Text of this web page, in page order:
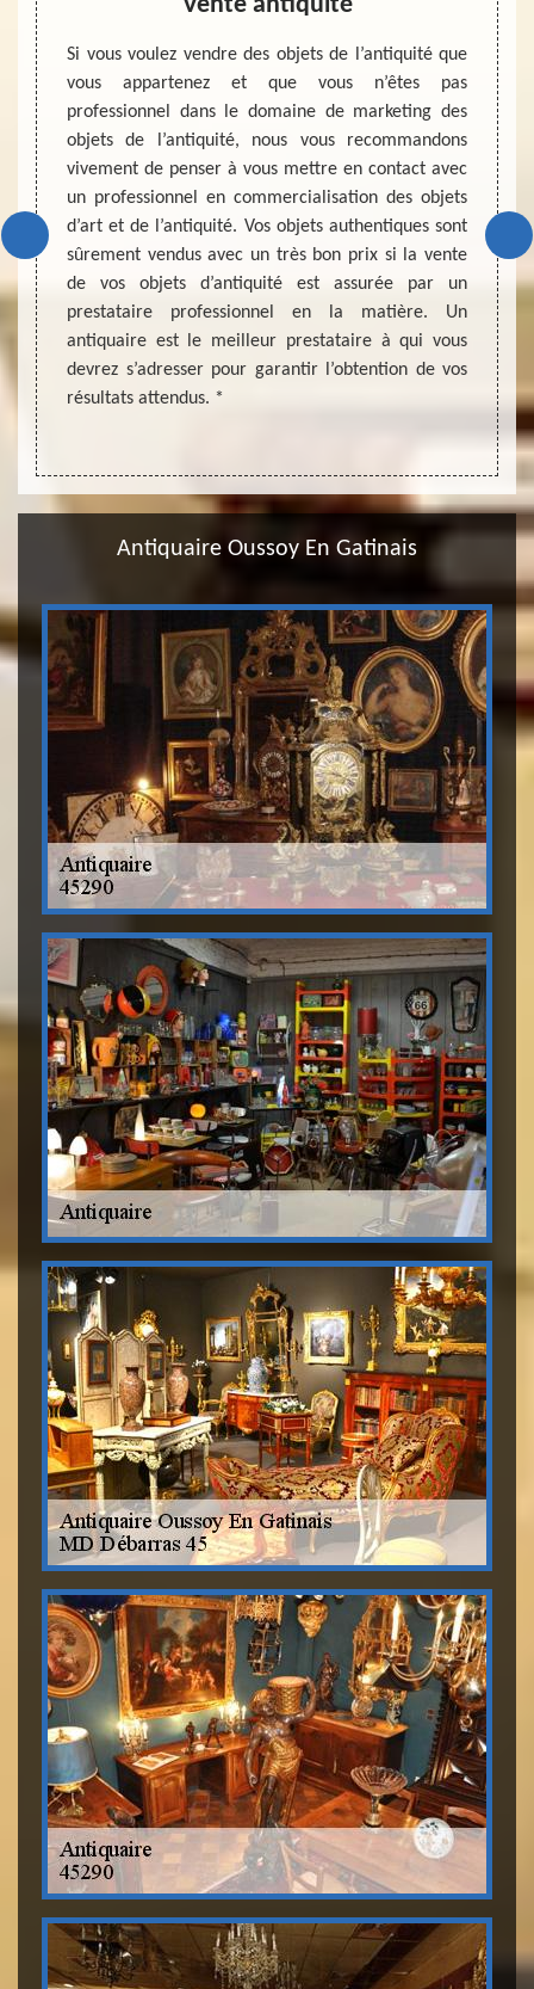
des
soit
Mais
que
de
de
de
de
Si vous voulez vendre des objets de l’antiquité que
vous appartenez et que vous n’êtes pas
professionnel dans le domaine de marketing des
objets de l’antiquité, nous vous recommandons
vivement de penser à vous mettre en contact avec
un professionnel en commercialisation des objets
d’art et de l’antiquité. Vos objets authentiques sont
sûrement vendus avec un très bon prix si la vente
de vos objets d’antiquité est assurée par un
prestataire professionnel en la matière. Un
antiquaire est le meilleur prestataire à qui vous
devrez s’adresser pour garantir l’obtention de vos
résultats attendus. *
afin
posé
zone
Antiquaire Oussoy En Gatinais